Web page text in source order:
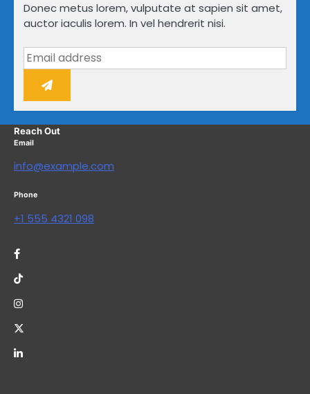
Donec metus lorem, vulputate at sapien sit amet,
auctor iaculis lorem. In vel hendrerit nisi.
Reach Out
Email
info@example.com
Phone
+1 555 4321 098